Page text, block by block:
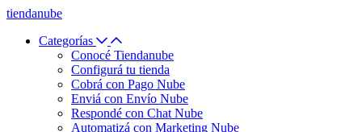
tiendanube
Categorías
Conocé Tiendanube
Configurá tu tienda
Cobrá con Pago Nube
Enviá con Envío Nube
Respondé con Chat Nube
Automatizá con Marketing Nube